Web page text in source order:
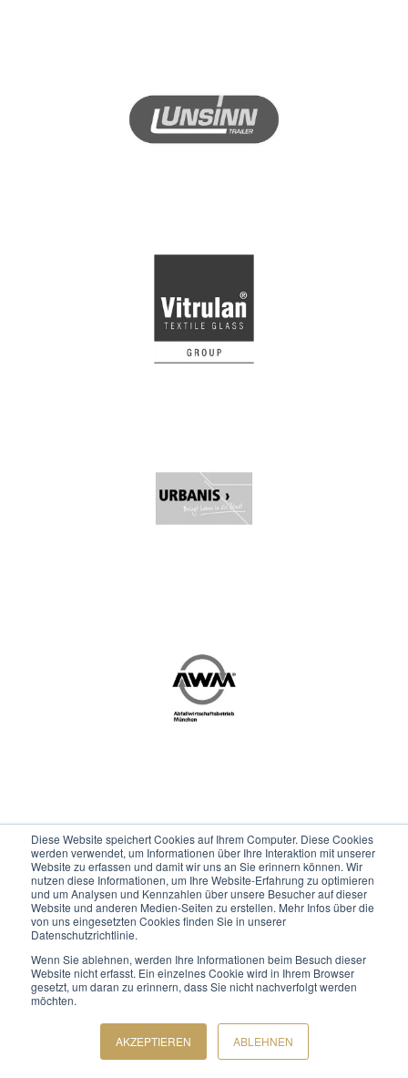
Diese Website speichert Cookies auf Ihrem Computer. Diese Cookies
werden verwendet, um Informationen über Ihre Interaktion mit unserer
Website zu erfassen und damit wir uns an Sie erinnern können. Wir
nutzen diese Informationen, um Ihre Website-Erfahrung zu optimieren
und um Analysen und Kennzahlen über unsere Besucher auf dieser
Website und anderen Medien-Seiten zu erstellen. Mehr Infos über die
von uns eingesetzten Cookies finden Sie in unserer
Datenschutzrichtlinie.
Wenn Sie ablehnen, werden Ihre Informationen beim Besuch dieser
Website nicht erfasst. Ein einzelnes Cookie wird in Ihrem Browser
gesetzt, um daran zu erinnern, dass Sie nicht nachverfolgt werden
möchten.
AKZEPTIEREN ABLEHNEN